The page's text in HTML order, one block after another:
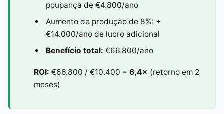
poupança de €4.800/ano
Aumento de produção de 8%: +
€14.000/ano de lucro adicional
Benefício total: €66.800/ano
ROI: €66.800 / €10.400 = 6,4× (retorno em 2
meses)